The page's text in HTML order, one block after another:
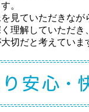
。
見ていただきなが
理解していただき
切だと考えていま